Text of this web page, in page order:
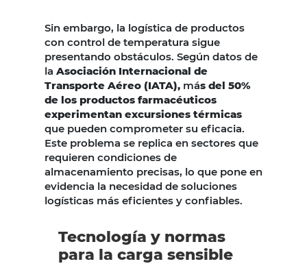
Sin embargo, la logística de productos
con control de temperatura sigue
presentando obstáculos. Según datos de
la Asociación Internacional de
Transporte Aéreo (IATA), más del 50%
de los productos farmacéuticos
experimentan excursiones térmicas
que pueden comprometer su eficacia.
Este problema se replica en sectores que
requieren condiciones de
almacenamiento precisas, lo que pone en
evidencia la necesidad de soluciones
logísticas más eficientes y confiables.
Tecnología y normas
para la carga sensible